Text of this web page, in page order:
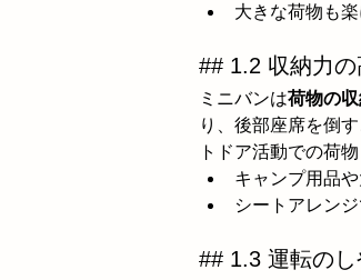
大きな荷物も
## 1.2 収納力の
ミニバンは荷物の
り、後部座席を倒
トドア活動での荷
キャンプ用品
シートアレン
## 1.3 運転のし